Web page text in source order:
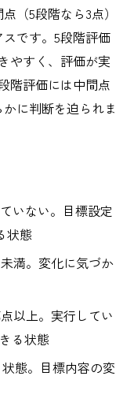
（5段階なら3点）
です。5段階評価
やすく、評価が実
階評価には中間点
に判断を迫られま
いない。目標設定
状態
満。変化に気づか
以上。実行してい
る状態
態。目標内容の変